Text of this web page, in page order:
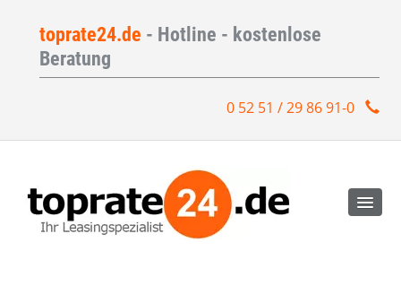
toprate24.de - Hotline - kostenlose
Beratung
0 52 51 / 29 86 91-0